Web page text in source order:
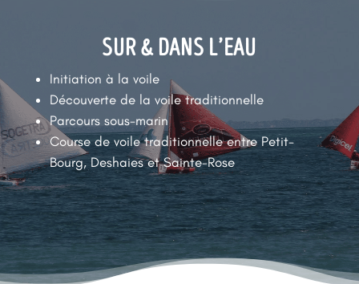
Agenda
Blog
Contact
SUR & DANS L’EAU
Initiation à la voile
Découverte de la voile traditionnelle
Parcours sous-marin
Course de voile traditionnelle entre Petit-
Bourg, Deshaies et Sainte-Rose